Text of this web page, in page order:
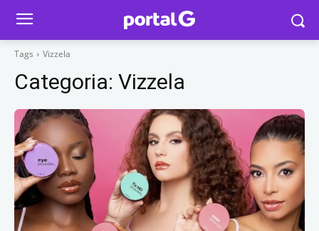
Tags Vizzela
Categoria: Vizzela